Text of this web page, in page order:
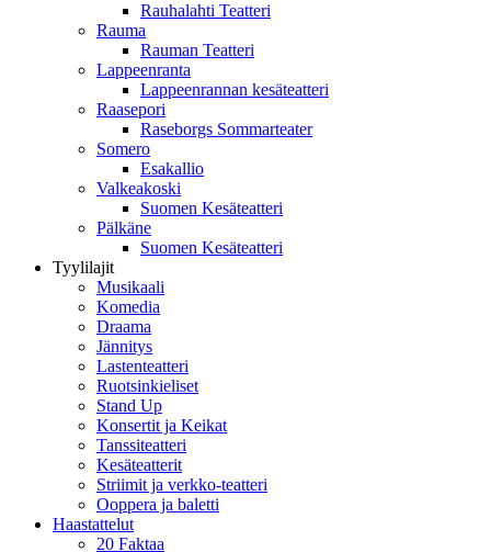
Rauhalahti Teatteri
Rauma
Rauman Teatteri
Lappeenranta
Lappeenrannan kesäteatteri
Raasepori
Raseborgs Sommarteater
Somero
Esakallio
Valkeakoski
Suomen Kesäteatteri
Pälkäne
Suomen Kesäteatteri
Tyylilajit
Musikaali
Komedia
Draama
Jännitys
Lastenteatteri
Ruotsinkieliset
Stand Up
Konsertit ja Keikat
Tanssiteatteri
Kesäteatterit
Striimit ja verkko-teatteri
Ooppera ja baletti
Haastattelut
20 Faktaa